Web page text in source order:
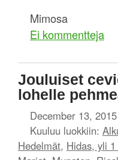
Mimosa
Ei kommentteja
Jouluiset
lohelle
December 13, 2015
Kuuluu luokkiin:
Hedelmät, Hidas, yli 1